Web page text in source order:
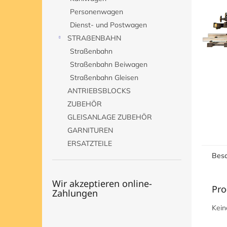
Personenwagen
Dienst- und Postwagen
STRAßENBAHN
Straßenbahn
Straßenbahn Beiwagen
Straßenbahn Gleisen
ANTRIEBSBLOCKS
ZUBEHÖR
GLEISANLAGE ZUBEHÖR
GARNITUREN
ERSATZTEILE
Wir akzeptieren online-
Zahlungen